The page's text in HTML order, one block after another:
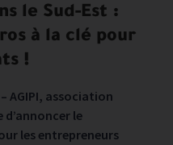
le Sud-Est :
à la clé pour
!
AGIPI, association
d’annoncer le
les entrepreneurs